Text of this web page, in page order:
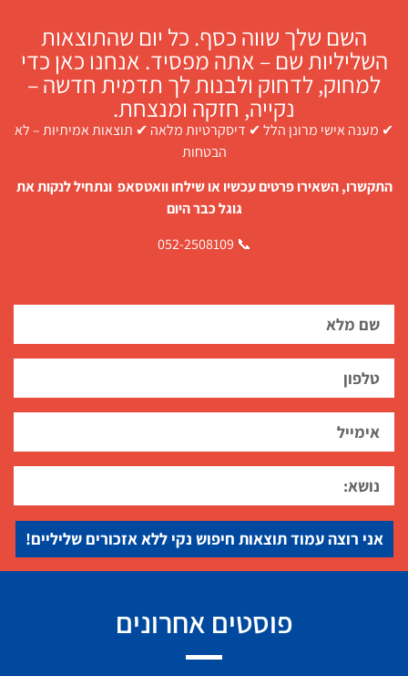
השם שלך שווה כסף. כל יום שהתוצאות
השליליות שם – אתה מפסיד. אנחנו כאן כדי
למחוק, לדחוק ולבנות לך תדמית חדשה –
נקייה, חזקה ומנצחת.
✔ מענה אישי מרונן הלל ✔ דיסקרטיות מלאה ✔ תוצאות אמיתיות – לא
הבטחות
התקשרו, השאירו פרטים עכשיו או שילחו וואטסאפ ונתחיל לנקות את
גוגל כבר היום
📞 052-2508109
אני רוצה עמוד תוצאות חיפוש נקי ללא אזכורים שליליים!
פוסטים אחרונים